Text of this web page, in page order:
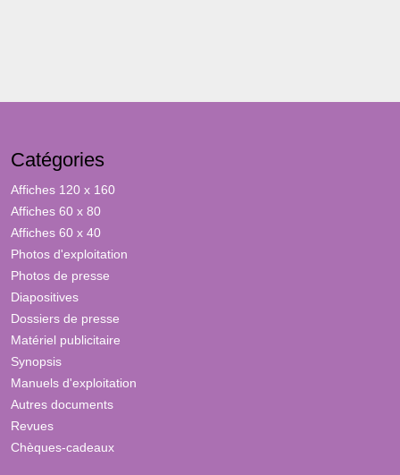
Catégories
Affiches 120 x 160
Affiches 60 x 80
Affiches 60 x 40
Photos d'exploitation
Photos de presse
Diapositives
Dossiers de presse
Matériel publicitaire
Synopsis
Manuels d'exploitation
Autres documents
Revues
Chèques-cadeaux